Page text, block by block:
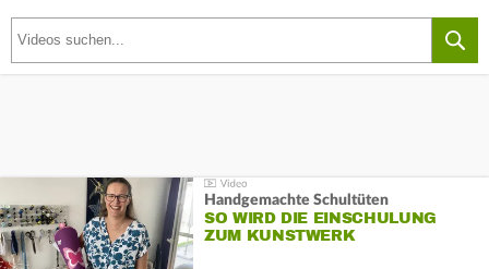
Handgemachte Schultüten
SO WIRD DIE EINSCHULUNG
ZUM KUNSTWERK